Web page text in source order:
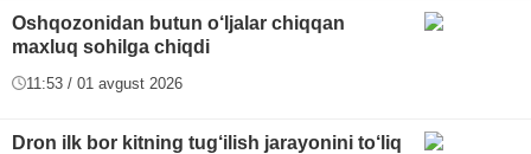
Oshqozonidan butun o‘ljalar chiqqan
maxluq sohilga chiqdi
11:53 / 01 avgust 2026
Dron ilk bor kitning tug‘ilish jarayonini to‘liq